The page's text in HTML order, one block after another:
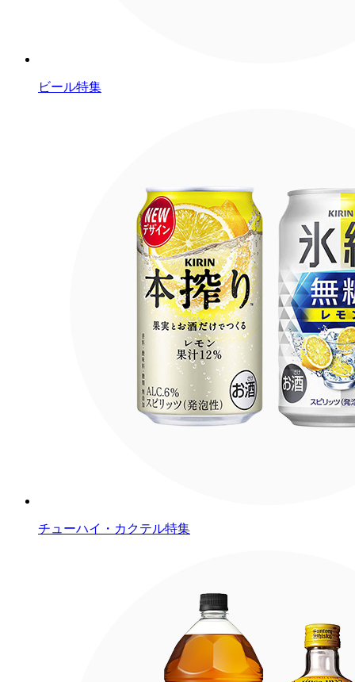
ビール特集
チューハイ・カクテル特集